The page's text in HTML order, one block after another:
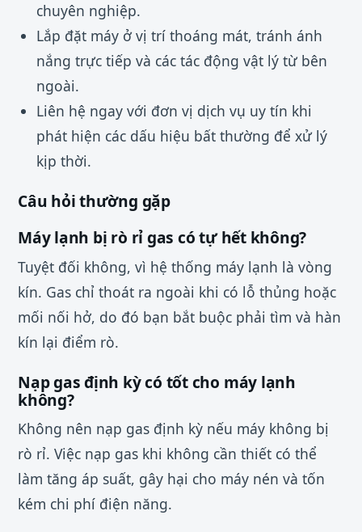
chuyên nghiệp.
Lắp đặt máy ở vị trí thoáng mát, tránh ánh
nắng trực tiếp và các tác động vật lý từ bên
ngoài.
Liên hệ ngay với đơn vị dịch vụ uy tín khi
phát hiện các dấu hiệu bất thường để xử lý
kịp thời.
Câu hỏi thường gặp
Máy lạnh bị rò rỉ gas có tự hết không?
Tuyệt đối không, vì hệ thống máy lạnh là vòng
kín. Gas chỉ thoát ra ngoài khi có lỗ thủng hoặc
mối nối hở, do đó bạn bắt buộc phải tìm và hàn
kín lại điểm rò.
Nạp gas định kỳ có tốt cho máy lạnh
không?
Không nên nạp gas định kỳ nếu máy không bị
rò rỉ. Việc nạp gas khi không cần thiết có thể
làm tăng áp suất, gây hại cho máy nén và tốn
kém chi phí điện năng.